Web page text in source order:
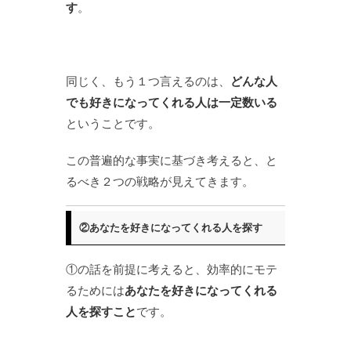
す。
同じく、もう１つ言えるのは、
どんな人
でも好きになってくれる人は一定数いる
ということです。
この普遍的な事実に基づき考えると、と
るべき２つの戦略が見えてきます。
②あなたを好きになってくれる人を探す
①の話を前提に考えると、効率的にモテ
るためにはあなたを好きになってくれる
人を探すことです。